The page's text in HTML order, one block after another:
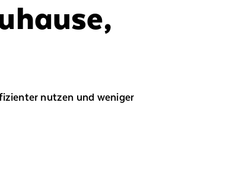
nutzen und weniger